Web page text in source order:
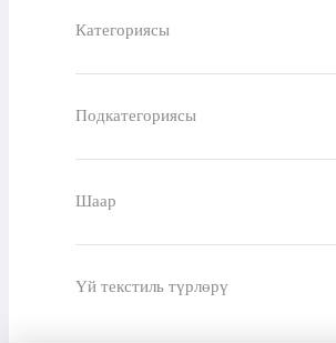
Категориясы
Подкатегориясы
Шаар
Үй текстиль түрлөрү